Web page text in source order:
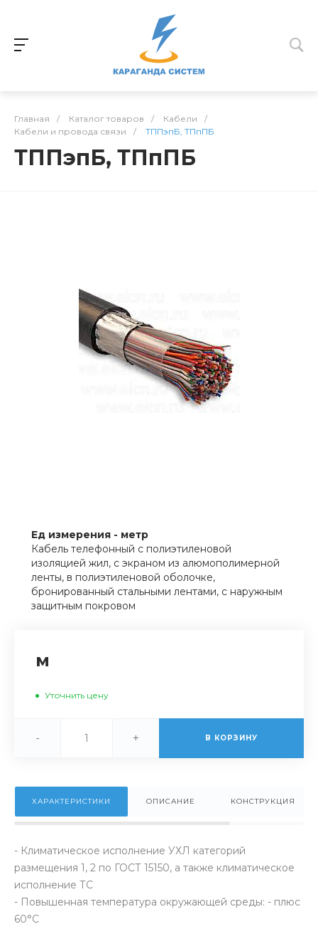
Главная / Каталог товаров / Кабели
/
Кабели и провода связи
/ ТППэпБ, ТПпПБ
ТППэпБ, ТПпПБ
Ед измерения - метр
Кабель телефонный с полиэтиленовой
изоляцией жил, с экраном из алюмополимерной
ленты, в полиэтиленовой оболочке,
бронированный стальными лентами, с наружным
защитным покровом
м
Уточнить цену
- + В КОРЗИНУ
ХАРАКТЕРИСТИКИ ОПИСАНИЕ КОНСТРУКЦИЯ
- Климатическое исполнение УХЛ категорий
размещения 1, 2 по ГОСТ 15150, а также климатическое
исполнение ТС
- Повышенная температура окружающей среды: - плюс
60°С